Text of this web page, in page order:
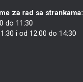
za rad sa strankama:
do 11:30
i od 12:00 do 14:30